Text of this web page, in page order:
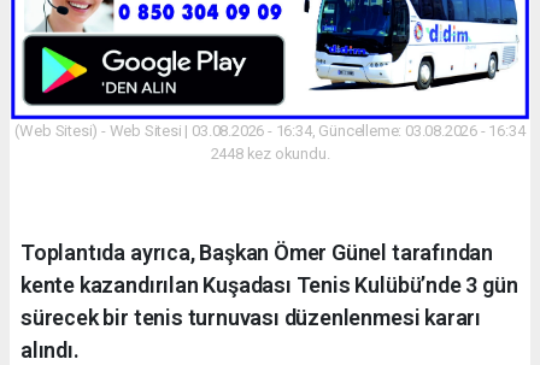
(Web Sitesi) - Web Sitesi | 03.08.2026 - 16:34, Güncelleme: 03.08.2026 - 16:34
2448 kez okundu.
Toplantıda ayrıca, Başkan Ömer Günel tarafından
kente kazandırılan Kuşadası Tenis Kulübü’nde 3 gün
sürecek bir tenis turnuvası düzenlenmesi kararı
alındı.